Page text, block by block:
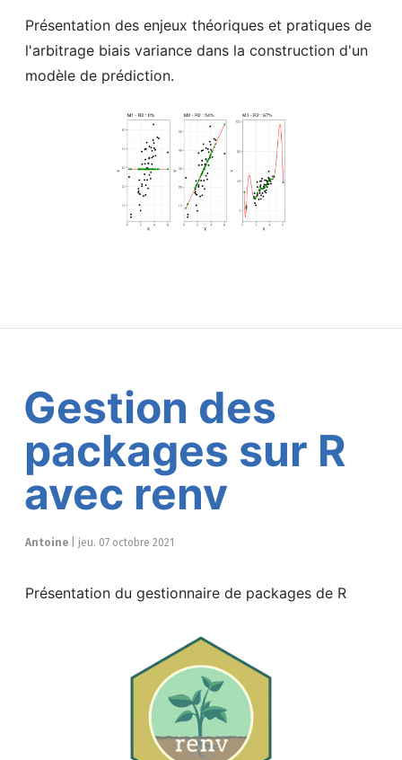
Présentation des enjeux théoriques et pratiques de
l'arbitrage biais variance dans la construction d'un
modèle de prédiction.
Gestion des
packages sur R
avec renv
Antoine jeu. 07 octobre 2021
Présentation du gestionnaire de packages de R